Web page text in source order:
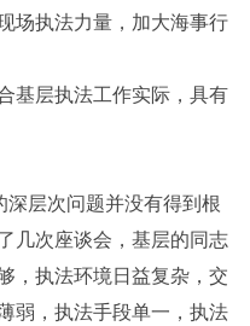
场执法力量，加大海事行
基层执法工作实际，具有
层次问题并没有得到根
几次座谈会，基层的同志
，执法环境日益复杂，交
弱，执法手段单一，执法